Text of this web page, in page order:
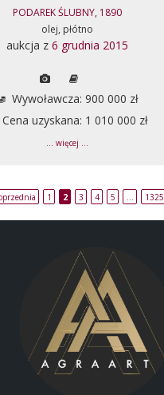
PODAREK ŚLUBNY, 1890
olej, płótno
aukcja z 6 grudnia 2015
Wywoławcza: 900 000 zł
Cena uzyskana: 1 010 000 zł
... więcej ...
1 2 3 4 5 1325